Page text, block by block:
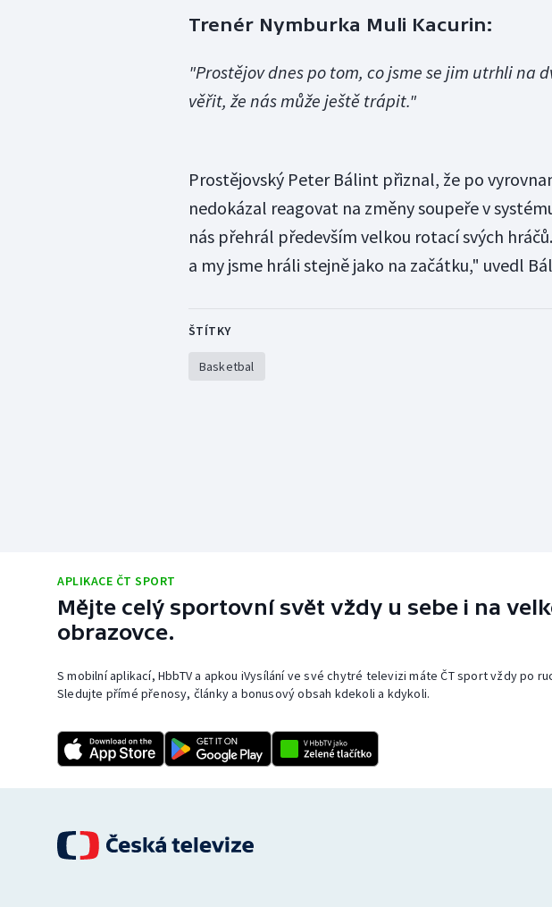
Trenér Nymburka Muli Kacurin:
"Prostějov dnes po tom, co jsme se jim utrhli na
věřit, že nás může ještě trápit."
Prostějovský Peter Bálint přiznal, že po
nedokázal reagovat na změny soupeře v
nás přehrál především velkou rotací svých
a my jsme hráli stejně jako na začátku," uvedl
ŠTÍTKY
Basketbal
APLIKACE ČT SPORT
Mějte celý sportovní svět vždy u sebe i na
obrazovce.
S mobilní aplikací, HbbTV a apkou iVysílání ve své chytré televizi máte ČT sport vždy po
Sledujte přímé přenosy, články a bonusový obsah kdekoli a kdykoli.